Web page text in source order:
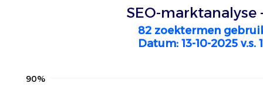
SEO-marktanalyse
82 zoektermen
Datum: 13-10-2025 v.s.
90%